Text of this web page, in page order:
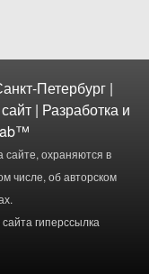
Петербург |
| Разработка и
охраняются в
числе, об авторском
гиперссылка